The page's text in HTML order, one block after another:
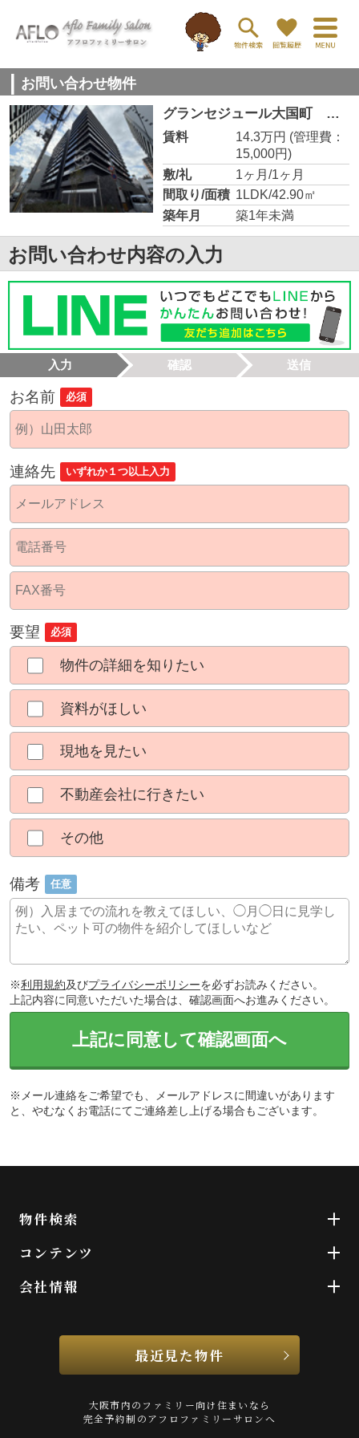
お問い合わせ物件
グランセジュール大国町 敷津小学校区
賃料 14.3万円 (管理費：
15,000円)
敷/礼
1ヶ月/1ヶ月
間取り/面積 1LDK/42.90㎡
築年月
築1年未満
お問い合わせ内容の入力
入力 確認 送信
お名前 必須
連絡先 いずれか１つ以上入力
要望 必須
物件の詳細を知りたい
資料がほしい
現地を見たい
不動産会社に行きたい
その他
備考 任意
※利用規約及びプライバシーポリシーを必ずお読みください。
上記内容に同意いただいた場合は、確認画面へお進みください。
上記に同意して確認画面へ
※メール連絡をご希望でも、メールアドレスに間違いがあります
と、やむなくお電話にてご連絡差し上げる場合もございます。
物件検索
コンテンツ
会社情報
最近見た物件
大阪市内のファミリー向け住まいなら
完全予約制のアフロファミリーサロンへ